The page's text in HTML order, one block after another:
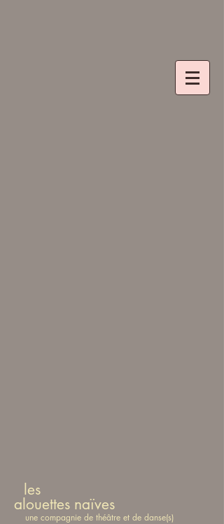
les
alouettes naïves
une compagnie de théâtre et de danse(s)